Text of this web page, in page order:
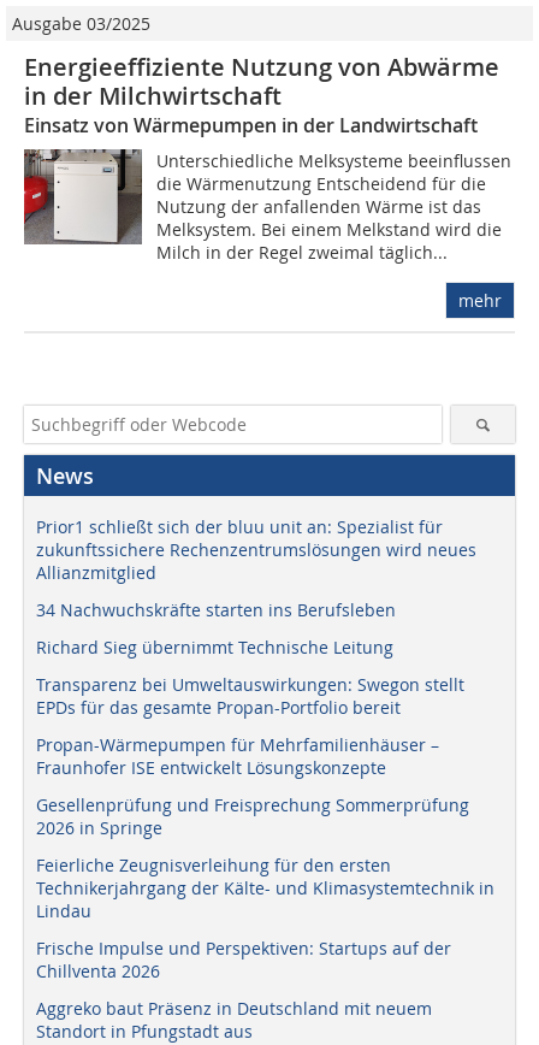
Ausgabe 03/2025
Energieeffiziente Nutzung von Abwärme
in der Milchwirtschaft
Einsatz von Wärmepumpen in der Landwirtschaft
Unterschiedliche Melksysteme beeinflussen
die Wärmenutzung Entscheidend für die
Nutzung der anfallenden Wärme ist das
Melksystem. Bei einem Melkstand wird die
Milch in der Regel zweimal täglich...
mehr
News
Prior1 schließt sich der bluu unit an: Spezialist für
zukunftssichere Rechenzentrumslösungen wird neues
Allianzmitglied
34 Nachwuchskräfte starten ins Berufsleben
Richard Sieg übernimmt Technische Leitung
Transparenz bei Umweltauswirkungen: Swegon stellt
EPDs für das gesamte Propan-Portfolio bereit
Propan-Wärmepumpen für Mehrfamilienhäuser –
Fraunhofer ISE entwickelt Lösungskonzepte
Gesellenprüfung und Freisprechung Sommerprüfung
2026 in Springe
Feierliche Zeugnisverleihung für den ersten
Technikerjahrgang der Kälte- und Klimasystemtechnik in
Lindau
Frische Impulse und Perspektiven: Startups auf der
Chillventa 2026
Aggreko baut Präsenz in Deutschland mit neuem
Standort in Pfungstadt aus